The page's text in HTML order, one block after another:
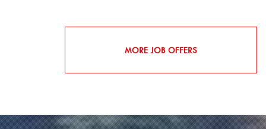
MORE JOB OFFERS